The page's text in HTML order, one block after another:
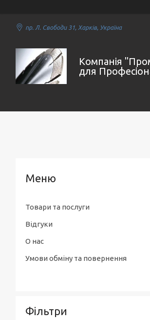
пр. Л. Свободи 31, Харків, Україна
Компанія
для
Товари та послуги
Відгуки
О нас
Умови обміну та повернення
Фільтри